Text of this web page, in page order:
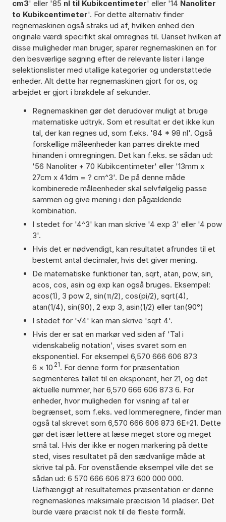
cm3' eller '85 nl til Kubikcentimeter' eller '14 Nanoliter
to Kubikcentimeter'. For dette alternativ finder
regnemaskinen også straks ud af, hvilken enhed den
originale værdi specifikt skal omregnes til. Uanset hvilken af
disse muligheder man bruger, sparer regnemaskinen en for
den besværlige søgning efter de relevante lister i lange
selektionslister med utallige kategorier og understøttede
enheder. Alt dette har regnemaskinen gjort for os, og
arbejdet er gjort i brøkdele af sekunder.
Regnemaskinen gør det derudover muligt at bruge
matematiske udtryk. Som et resultat er det ikke kun
tal, der kan regnes ud, som f.eks. '84 * 98 nl'. Også
forskellige måleenheder kan parres direkte med
hinanden i omregningen. Det kan f.eks. se sådan ud:
'56 Nanoliter + 70 Kubikcentimeter' eller '13mm x
27cm x 41dm = ? cm^3'. De på denne måde
kombinerede måleenheder skal selvfølgelig passe
sammen og give mening i den pågældende
kombination.
I stedet for '4^3' kan man skrive '4 exp 3' eller '4 pow
3'.
Hvis det er nødvendigt, kan resultatet afrundes til et
bestemt antal decimaler, hvis det giver mening.
De matematiske funktioner tan, sqrt, atan, pow, sin,
acos, cos, asin og exp kan også bruges. Eksempel:
acos(1), 3 pow 2, sin(π/2), cos(pi/2), sqrt(4),
atan(1/4), sin(90), 2 exp 3, asin(1/2) eller tan(90°)
I stedet for '√4' kan man skrive 'sqrt 4'.
Hvis der er sat en markør ved siden af 'Tal i
videnskabelig notation', vises svaret som en
eksponentiel. For eksempel 6,570 666 606 873
6 × 10 21. For denne form for præsentation
segmenteres tallet til en eksponent, her 21, og det
aktuelle nummer, her 6,570 666 606 873 6. For
enheder, hvor muligheden for visning af tal er
begrænset, som f.eks. ved lommeregnere, finder man
også tal skrevet som 6,570 666 606 873 6E+21. Dette
gør det især lettere at læse meget store og meget
små tal. Hvis der ikke er nogen markering på dette
sted, vises resultatet på den sædvanlige måde at
skrive tal på. For ovenstående eksempel ville det se
sådan ud: 6 570 666 606 873 600 000 000.
Uafhængigt at resultaternes præsentation er denne
regnemaskines maksimale præcision 14 pladser. Det
burde være præcist nok til de fleste formål.